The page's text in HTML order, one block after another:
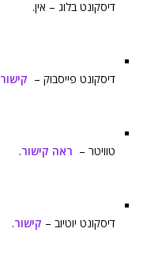
דיסקונט בלוג – אין.
דיסקונט פייסבוק – קישור
טוויטר – ראה קישור.
דיסקונט יוטיוב – קישור.